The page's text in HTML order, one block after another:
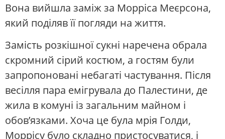
Вона вийшла заміж за Морріса Меєрсона,
який поділяв її погляди на життя.
Замість розкішної сукні наречена обрала
скромний сірий костюм, а гостям були
запропоновані небагаті частування. Після
весілля пара емігрувала до Палестини, де
жила в комуні із загальним майном і
обов’язками. Хоча це була мрія Голди,
Моррісу було складно пристосуватися, і